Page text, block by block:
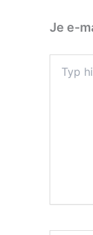
Je e-
hier...